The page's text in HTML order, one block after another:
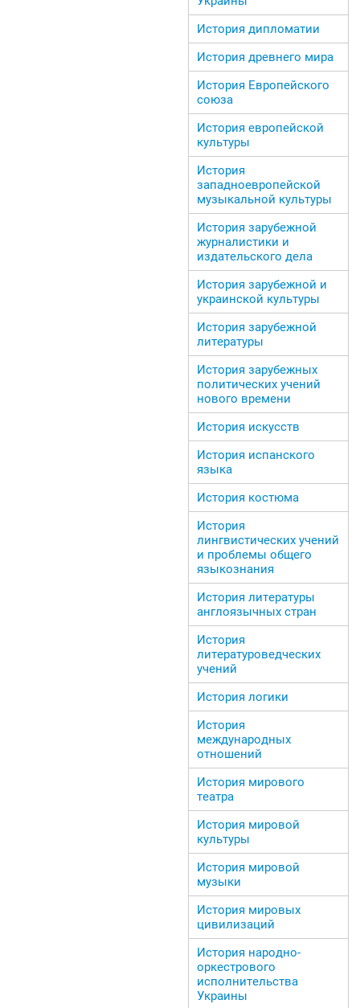
История дипломатии
История древнего мира
История Европейского
союза
История европейской
культуры
История
западноевропейской
музыкальной культуры
История зарубежной
журналистики и
издательского дела
История зарубежной и
украинской культуры
История зарубежной
литературы
История зарубежных
политических учений
нового времени
История искусств
История испанского
языка
История костюма
История
лингвистических учений
и проблемы общего
языкознания
История литературы
англоязычных стран
История
литературоведческих
учений
История логики
История
международных
отношений
История мирового
театра
История мировой
культуры
История мировой
музыки
История мировых
цивилизаций
История народно-
оркестрового
исполнительства
Украины